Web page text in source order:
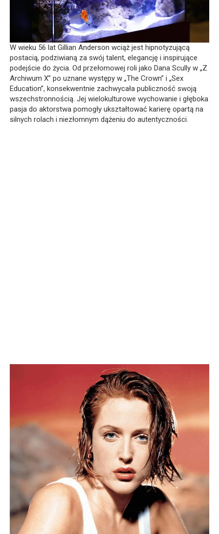
W wieku 56 lat Gillian Anderson wciąż jest hipnotyzującą
postacią, podziwianą za swój talent, elegancję i inspirujące
podejście do życia. Od przełomowej roli jako Dana Scully w „Z
Archiwum X” po uznane występy w „The Crown” i „Sex
Education”, konsekwentnie zachwycała publiczność swoją
wszechstronnością. Jej wielokulturowe wychowanie i głęboka
pasja do aktorstwa pomogły ukształtować karierę opartą na
silnych rolach i niezłomnym dążeniu do autentyczności.